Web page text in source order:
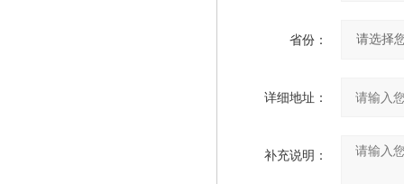
省份：
详细地址：
补充说明：